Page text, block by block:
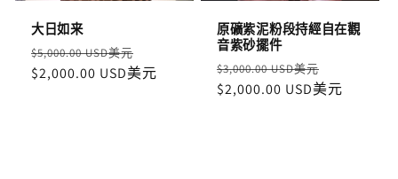
大日如来
定
價
$5,000.00 USD美元
價
$2,000.00 USD美元
原礦紫泥粉段持經自在觀
音紫砂擺件
定
價
$3,000.00 USD美元
價
$2,000.00 USD美元